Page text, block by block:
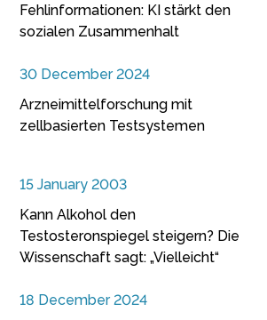
Fehlinformationen: KI stärkt den
sozialen Zusammenhalt
30 December 2024
Arzneimittelforschung mit
zellbasierten Testsystemen
15 January 2003
Kann Alkohol den
Testosteronspiegel steigern? Die
Wissenschaft sagt: „Vielleicht“
18 December 2024